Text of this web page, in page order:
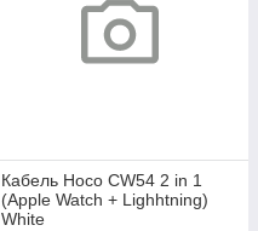
Кабель Hoco CW54 2 in 1
(Apple Watch + Lighhtning)
White